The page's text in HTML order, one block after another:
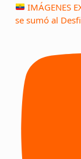
IMÁGENES
se sumó al